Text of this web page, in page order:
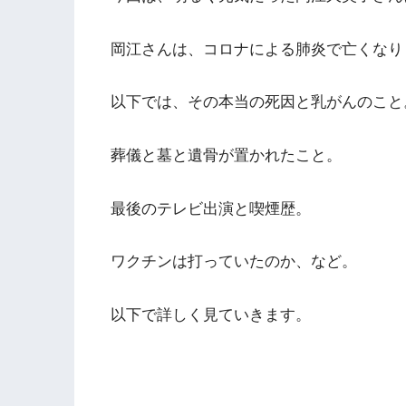
岡江さんは、コロナによる肺炎で亡くなり
以下では、その本当の死因と乳がんのこと
葬儀と墓と遺骨が置かれたこと。
最後のテレビ出演と喫煙歴。
ワクチンは打っていたのか、など。
以下で詳しく見ていきます。